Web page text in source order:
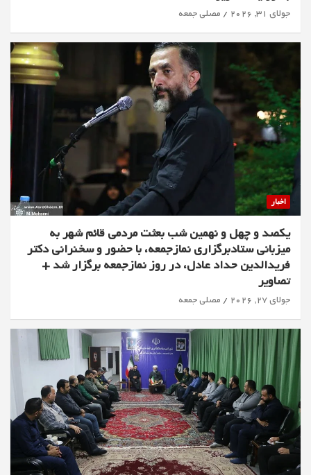
جولای 31, 2026 مصلی جمعه
اخبار
یکصد و چهل و نهمین شب بعثت مردمی قائم شهر به
میزبانی ستادبرگزاری نمازجمعه، با حضور و سخنرانی دکتر
فریدالدین حداد عادل، در روز نمازجمعه برگزار شد +
تصاویر
جولای 27, 2026 مصلی جمعه